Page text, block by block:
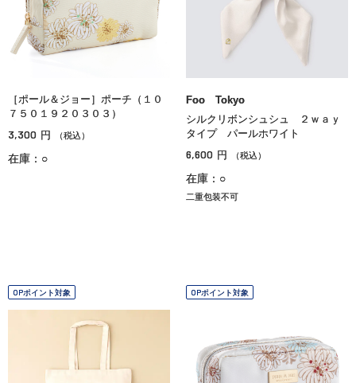
［ポール＆ジョー］ポーチ（１０
７５０１９２０３０３）
3,300 円 （税込）
在庫：○
Foo Tokyo
シルクリボンシュシュ ２ｗａｙ
タイプ パールホワイト
6,600 円 （税込）
在庫：○
二重包装不可
OPポイント対象 OPポイント対象